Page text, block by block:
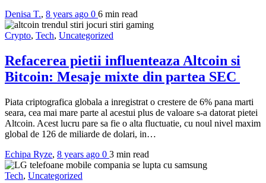
Denisa T., 8 years ago 0 6 min read
Crypto, Tech, Uncategorized
Refacerea pietii influenteaza Altcoin si
Bitcoin: Mesaje mixte din partea SEC
Piata criptografica globala a inregistrat o crestere de 6% pana marti
seara, cea mai mare parte al acestui plus de valoare s-a datorat pietei
Altcoin. Acest lucru pare sa fie o alta fluctuatie, cu noul nivel maxim
global de 126 de miliarde de dolari, in…
Echipa Ryze, 8 years ago 0 3 min read
Tech, Uncategorized